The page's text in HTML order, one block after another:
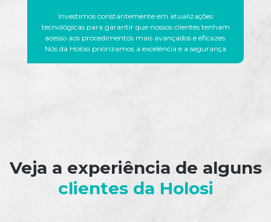
Investimos constantemente em atualizações
tecnológicas para garantir que nossos clientes tenham
acesso aos procedimentos mais avançados e eficazes.
Nós da Holosi priorizamos a excelência e a segurança
Veja a experiência de alguns
clientes da Holosi